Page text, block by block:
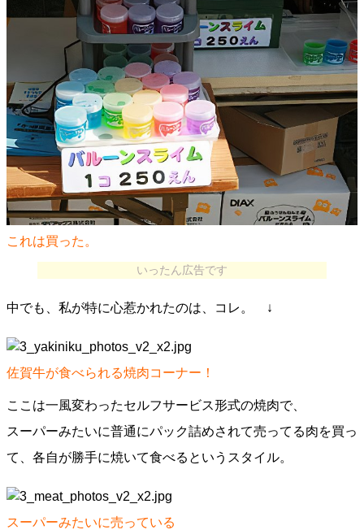
これは買った。
いったん広告です
中でも、私が特に心惹かれたのは、コレ。 ↓
佐賀牛が食べられる焼肉コーナー！
ここは一風変わったセルフサービス形式の焼肉で、
スーパーみたいに普通にパック詰めされて売ってる肉を買っ
て、各自が勝手に焼いて食べるというスタイル。
スーパーみたいに売っている